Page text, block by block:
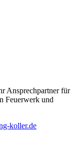
Ansprechpartner für
Feuerwerk und
koller.de